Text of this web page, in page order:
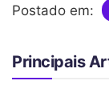
Postado em:
Principais